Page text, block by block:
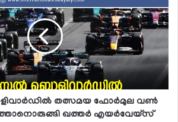
തത്സമയ ഫോര്‍മുല വണ്‍
ഖത്തര്‍ എയര്‍വേയ്സ്